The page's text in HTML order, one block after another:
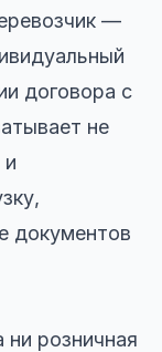
—
договора с
не
и
документов
ни розничная